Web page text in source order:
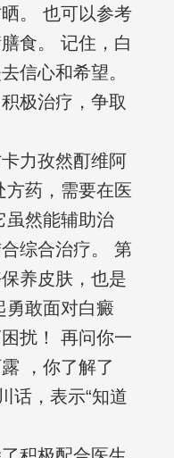
。 也可以参考
食。 记住，白
信心和希望。
极治疗，争取
力孜然酊维阿
方药，需要在医
虽然能辅助治
综合治疗。 第
养皮肤，也是
勇敢面对白癜
扰！ 再问你一
，你了解了
话，表示“知道